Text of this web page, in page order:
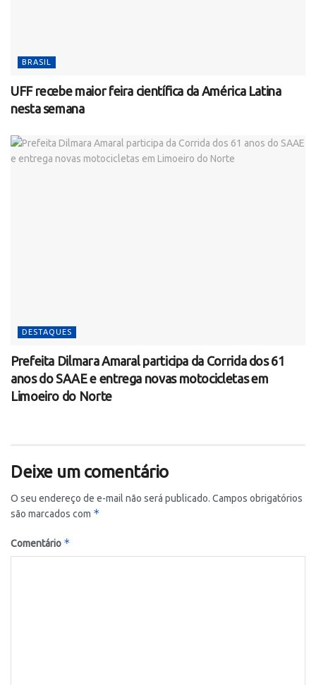
BRASIL
UFF recebe maior feira científica da América Latina
nesta semana
DESTAQUES
Prefeita Dilmara Amaral participa da Corrida dos 61
anos do SAAE e entrega novas motocicletas em
Limoeiro do Norte
Deixe um comentário
O seu endereço de e-mail não será publicado. Campos obrigatórios
são marcados com *
Comentário *